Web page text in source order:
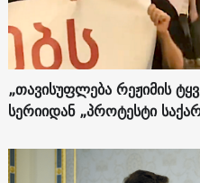
„თავისუფლება რეჟიმის
სერიიდან „პროტესტი